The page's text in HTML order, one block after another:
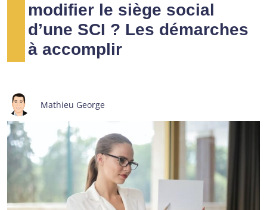
modifier le siège social
d’une SCI ? Les démarches
à accomplir
Mathieu George